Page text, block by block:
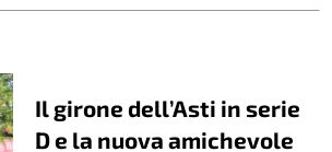
Il girone dell’Asti in serie
D e la nuova amichevole